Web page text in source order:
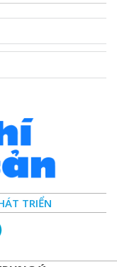
TRIỂN